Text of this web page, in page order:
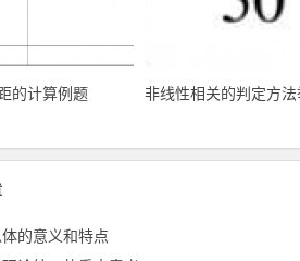
的计算例题 非线性相关的判定方法
的意义和特点